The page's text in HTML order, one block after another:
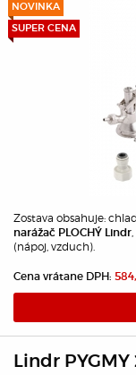
NOVINKA
SUPER CENA
Zostava obsahuje:
narážač PLOCHÝ Lindr
(nápoj, vzduch).
Cena vrátane DPH:
Lindr